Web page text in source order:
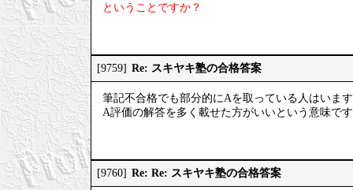
ということですか？
[9759] Re: スキヤキ塾の合格答案
筆記不合格でも部分的にAを取っている人はいま
A評価の解答を多く載せた方がいいという意味で
[9760] Re: Re: スキヤキ塾の合格答案